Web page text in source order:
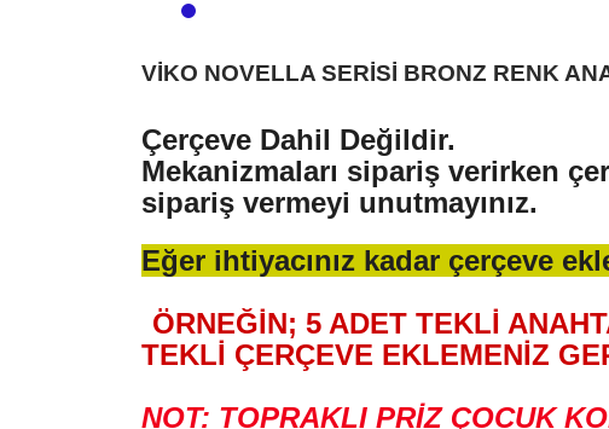
VİKO NOVELLA SERİSİ BRONZ RENK
Çerçeve Dahil Değildir.
Mekanizmaları sipariş verirken
sipariş vermeyi unutmayınız.
Eğer ihtiyacınız kadar çerçeve
ÖRNEĞİN; 5 ADET TEKLİ
TEKLİ ÇERÇEVE EKLEMENİZ
NOT: TOPRAKLI PRİZ ÇOCUK